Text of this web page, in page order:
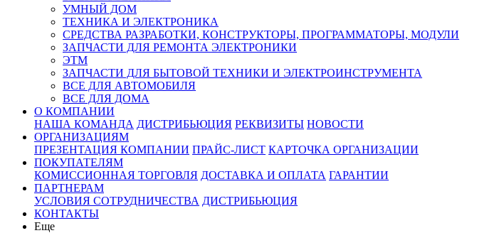
УМНЫЙ ДОМ
ТЕХНИКА И ЭЛЕКТРОНИКА
СРЕДСТВА РАЗРАБОТКИ, КОНСТРУКТОРЫ, ПРОГРАММАТОРЫ, МОДУЛИ
ЗАПЧАСТИ ДЛЯ РЕМОНТА ЭЛЕКТРОНИКИ
ЭТМ
ЗАПЧАСТИ ДЛЯ БЫТОВОЙ ТЕХНИКИ И ЭЛЕКТРОИНСТРУМЕНТА
ВСЕ ДЛЯ АВТОМОБИЛЯ
ВСЕ ДЛЯ ДОМА
О КОМПАНИИ
НАША КОМАНДА ДИСТРИБЬЮЦИЯ РЕКВИЗИТЫ НОВОСТИ
ОРГАНИЗАЦИЯМ
ПРЕЗЕНТАЦИЯ КОМПАНИИ ПРАЙС-ЛИСТ КАРТОЧКА ОРГАНИЗАЦИИ
ПОКУПАТЕЛЯМ
КОМИССИОННАЯ ТОРГОВЛЯ ДОСТАВКА И ОПЛАТА ГАРАНТИИ
ПАРТНЕРАМ
УСЛОВИЯ СОТРУДНИЧЕСТВА ДИСТРИБЬЮЦИЯ
КОНТАКТЫ
Еще